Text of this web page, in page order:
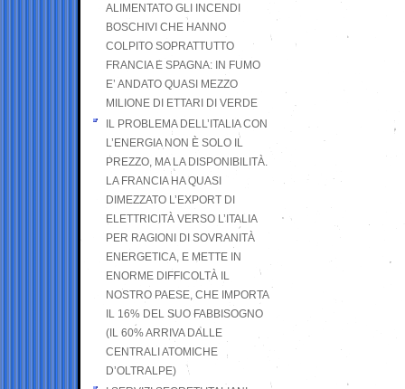
ALIMENTATO GLI INCENDI
BOSCHIVI CHE HANNO
COLPITO SOPRATTUTTO
FRANCIA E SPAGNA: IN FUMO
E’ ANDATO QUASI MEZZO
MILIONE DI ETTARI DI VERDE
IL PROBLEMA DELL’ITALIA CON
L’ENERGIA NON È SOLO IL
PREZZO, MA LA DISPONIBILITÀ.
LA FRANCIA HA QUASI
DIMEZZATO L’EXPORT DI
ELETTRICITÀ VERSO L’ITALIA
PER RAGIONI DI SOVRANITÀ
ENERGETICA, E METTE IN
ENORME DIFFICOLTÀ IL
NOSTRO PAESE, CHE IMPORTA
IL 16% DEL SUO FABBISOGNO
(IL 60% ARRIVA DALLE
CENTRALI ATOMICHE
D’OLTRALPE)